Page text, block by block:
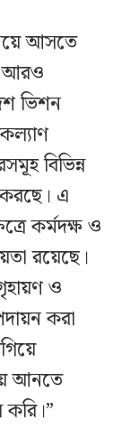
আসতে
আরও
ভিশন
বিভিন্ন
এ
কর্মদক্ষ ও
রয়েছে।
ও
করা
আনতে
করি।”